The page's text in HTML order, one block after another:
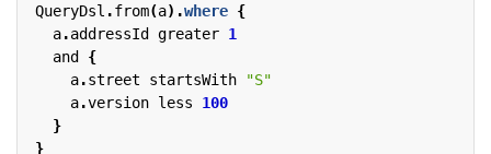
QueryDsl .from(a).where {
a.addressId greater 1
and
{
a.street startsWith
"S"
a.version less
100
}
}